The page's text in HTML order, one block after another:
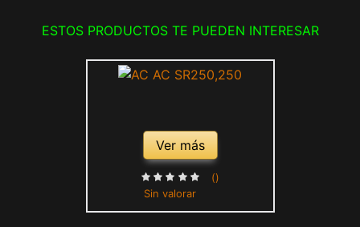
ESTOS PRODUCTOS TE PUEDEN INTERESAR
Ver más
Sin valorar
()